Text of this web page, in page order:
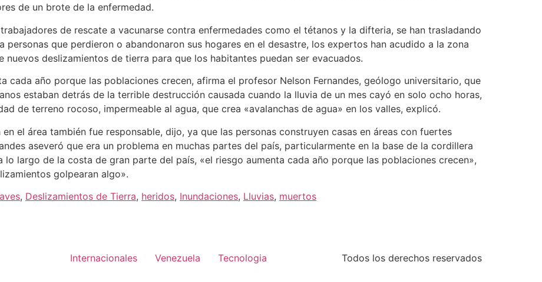
de un brote de la enfermedad.
de rescate a vacunarse contra enfermedades como el tétanos y la difteria, se han trasladando
personas que perdieron o abandonaron sus hogares en el desastre, los expertos han acudido a la zona
deslizamientos de tierra para que los habitantes puedan ser evacuados.
cada año porque las poblaciones crecen, afirma el profesor Nelson Fernandes, geólogo universitario, que
estaban detrás de la terrible destrucción causada cuando la lluvia de un mes cayó en solo ocho horas,
de terreno rocoso, impermeable al agua, que crea «avalanchas de agua» en los valles, explicó.
el área también fue responsable, dijo, ya que las personas construyen casas en áreas con fuertes
aseveró que era un problema en muchas partes del país, particularmente en la base de la cordillera
lo largo de la costa de gran parte del país, «el riesgo aumenta cada año porque las poblaciones crecen»,
golpearan algo».
, Deslizamientos de Tierra, heridos, Inundaciones, Lluvias, muertos
Internacionales Venezuela Tecnologia Todos los derechos reservados